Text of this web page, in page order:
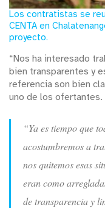
Los contratistas se
CENTA en
proyecto.
“Nos ha interesado
bien transparentes y
referencia son bien
uno de los ofertantes.
“Ya es tiempo que
acostumbremos a
nos quitemos esas
eran como
de transparencia y